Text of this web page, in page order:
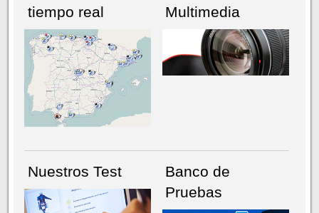
NÚMERO ACTUALHEMEROTECA
tiempo real
Multimedia
Nuestros Test
Banco de
Pruebas